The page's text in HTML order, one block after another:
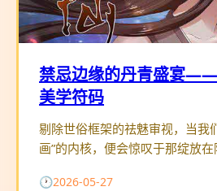
禁忌边缘的丹青盛宴
美学符码
剔除世俗框架的祛魅审视，当我
画”的内核，便会惊叹于那绽放
景。这是一座不受主流商业动画
场，在这里，线条的流
2026-05-27